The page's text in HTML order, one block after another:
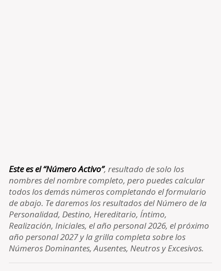
Este es el “Número Activo”, resultado de solo los
nombres del nombre completo, pero puedes calcular
todos los demás números completando el formulario
de abajo. Te daremos los resultados del Número de la
Personalidad, Destino, Hereditario, Íntimo,
Realización, Iniciales, el año personal 2026, el próximo
año personal 2027 y la grilla completa sobre los
Números Dominantes, Ausentes, Neutros y Excesivos.